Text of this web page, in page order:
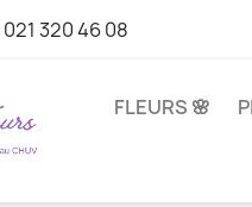
021 320 46 08
FLEURS 🌸